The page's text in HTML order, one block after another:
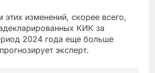
этих изменений, скорее всего,
КИК за
2024 года еще больше
эксперт.